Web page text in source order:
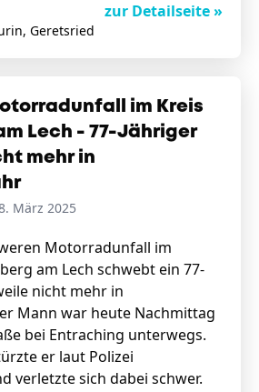
zur Detailseite »
Geretsried
im Kreis
Lech - 77-Jähriger
mehr in
März 2025
Motorradunfall im
am Lech schwebt ein 77-
nicht mehr in
Mann war heute Nachmittag
bei Entraching unterwegs.
er laut Polizei
verletzte sich dabei schwer.